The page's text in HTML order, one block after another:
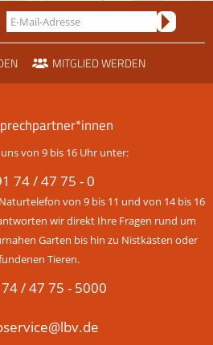
MITGLIED WERDEN
von 9 bis 16 Uhr unter:
74 / 47 75 - 0
von 9 bis 11 und von 14 bis 16
wir direkt Ihre Fragen rund um
Garten bis hin zu Nistkästen oder
Tieren.
/ 47 75 - 5000